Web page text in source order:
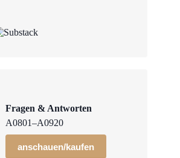
Fragen & Antworten
A0801–A0920
anschauen/kaufen